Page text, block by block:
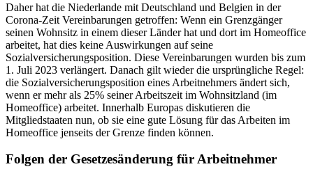
Daher hat die Niederlande mit Deutschland und Belgien in der
Corona-Zeit Vereinbarungen getroffen: Wenn ein Grenzgänger
seinen Wohnsitz in einem dieser Länder hat und dort im Homeoffice
arbeitet, hat dies keine Auswirkungen auf seine
Sozialversicherungsposition. Diese Vereinbarungen wurden bis zum
1. Juli 2023 verlängert. Danach gilt wieder die ursprüngliche Regel:
die Sozialversicherungsposition eines Arbeitnehmers ändert sich,
wenn er mehr als 25% seiner Arbeitszeit im Wohnsitzland (im
Homeoffice) arbeitet. Innerhalb Europas diskutieren die
Mitgliedstaaten nun, ob sie eine gute Lösung für das Arbeiten im
Homeoffice jenseits der Grenze finden können.
Folgen der Gesetzesänderung für Arbeitnehmer